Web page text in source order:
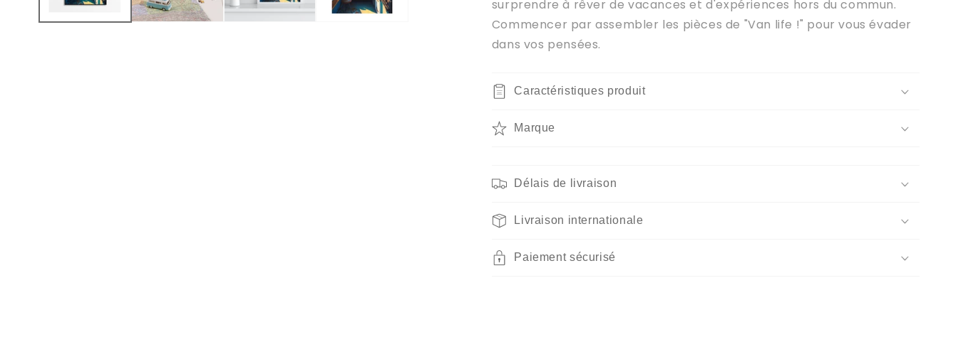
surprendre à rêver de vacances et d'expériences hors du commun.
Commencer par assembler les pièces de "Van life !" pour vous évader
dans vos pensées.
Caractéristiques produit
Marque
Délais de livraison
Livraison internationale
Paiement sécurisé